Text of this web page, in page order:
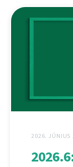
2026. JÚNIUS